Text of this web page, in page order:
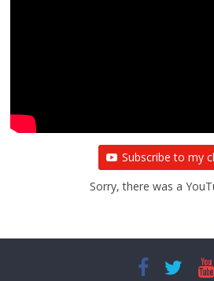
Subscribe to my
Sorry, there was a